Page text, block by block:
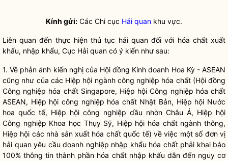
Kính gửi: Các Chi cục Hải quan khu vực.
Liên quan đến thực hiệnthủ tục hải quanđối với hóa chấtxuất
khẩu, nhập khẩu, Cục Hải quan có ý kiến như sau:
1. Về phản ánh kiến nghị của Hội đồng Kinh doanh Hoa Kỳ - ASEAN
cũng như của các Hiệp hội ngành công nghiệp hóa chất(Hội đồng
Công nghiệp hóa chấtSingapore, Hiệp hội Công nghiệp hóa chất
ASEAN, Hiệp hội công nghiệp hóa chấtNhật Bản, Hiệp hội Nước
hoa quốc tế, Hiệp hội công nghiệp dầu nhờn Châu Á, Hiệp hội
Công nghiệp Khoa học Thụy Sỹ, Hiệp hội hóa chấtngành thông,
Hiệp hội các nhà sản xuất hóa chấtquốc tế) về việc một số đơn vị
hải quanyêu cầu doanh nghiệp nhập khẩu hóa chấtphải khai báo
100% thông tin thành phần hóa chấtnhập khẩu dẫn đến nguy cơ